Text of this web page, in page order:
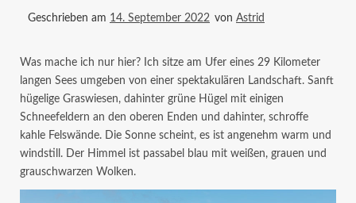
Geschrieben am 14. September 2022 von Astrid
Was mache ich nur hier? Ich sitze am Ufer eines 29 Kilometer
langen Sees umgeben von einer spektakulären Landschaft. Sanft
hügelige Graswiesen, dahinter grüne Hügel mit einigen
Schneefeldern an den oberen Enden und dahinter, schroffe
kahle Felswände. Die Sonne scheint, es ist angenehm warm und
windstill. Der Himmel ist passabel blau mit weißen, grauen und
grauschwarzen Wolken.